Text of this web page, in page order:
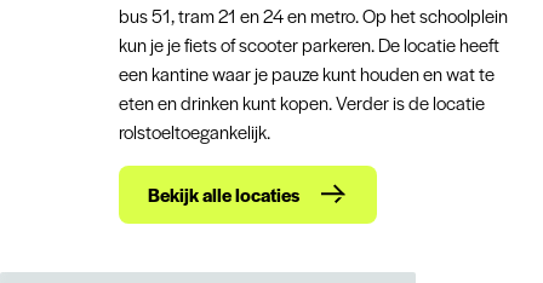
bus 51, tram 21 en 24 en metro. Op het schoolplein
kun je je fiets of scooter parkeren. De locatie heeft
een kantine waar je pauze kunt houden en wat te
eten en drinken kunt kopen. Verder is de locatie
rolstoeltoegankelijk.
Bekijk alle locaties